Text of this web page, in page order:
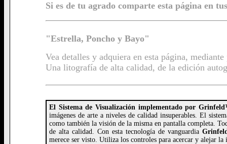
Si es de tu agrado comparte esta página en
"Estrella, Poncho y Bayo"
Vea detalles y adquiera en esta página,
Una litografía de alta calidad, de la edición
El Sistema de Visualización implementado por
imágenes de arte a niveles de calidad insuperables. El
como también la visión de la misma en pantalla completa.
de alta calidad. Con esta tecnología de vanguardia
merece ser visto. Utiliza los controles para acercar y alejar